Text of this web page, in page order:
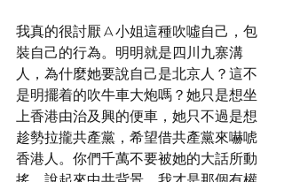
我真的很討厭 A 小姐這種吹噓自己，包
裝自己的行為。明明就是四川九寨溝
人，為什麼她要說自己是北京人？這不
是明擺着的吹牛車大炮嗎？她只是想坐
上香港由治及興的便車，她只不過是想
趁勢拉攏共產黨，希望借共產黨來嚇唬
香港人。你們千萬不要被她的大話所動